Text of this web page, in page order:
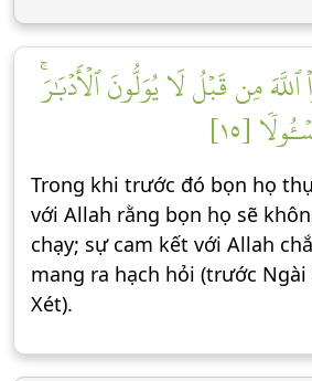
مِن قَبۡلُ لَا يُوَلُّونَ ٱلۡأَدۡبَٰرَۚ
[١٥]
Trong khi trước đó bọn họ
với Allah rằng bọn họ sẽ
chạy; sự cam kết với Allah
mang ra hạch hỏi (trước Ngài
Xét).